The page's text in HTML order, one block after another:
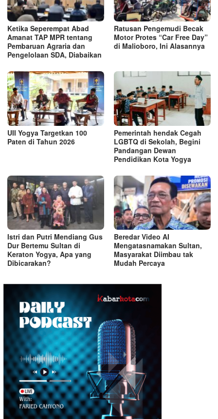
Ketika Seperempat Abad
Amanat TAP MPR tentang
Pembaruan Agraria dan
Pengelolaan SDA, Diabaikan
Ratusan Pengemudi Becak
Motor Protes “Car Free Day”
di Malioboro, Ini Alasannya
UII Yogya Targetkan 100
Paten di Tahun 2026
Pemerintah hendak Cegah
LGBTQ di Sekolah, Begini
Pandangan Dewan
Pendidikan Kota Yogya
Istri dan Putri Mendiang Gus
Dur Bertemu Sultan di
Keraton Yogya, Apa yang
Dibicarakan?
Beredar Video AI
Mengatasnamakan Sultan,
Masyarakat Diimbau tak
Mudah Percaya